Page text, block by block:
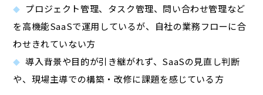
プロジェクト管理、タスク管理、問い合わせ管理など
を高機能SaaSで運用しているが、自社の業務フローに合
わせきれていない方
導入背景や目的が引き継がれず、SaaSの見直し判断
や、現場主導での構築・改修に課題を感じている方